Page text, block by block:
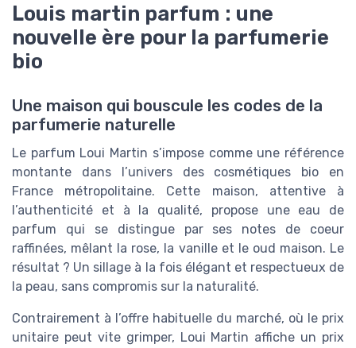
Louis martin parfum : une
nouvelle ère pour la parfumerie
bio
Une maison qui bouscule les codes de la
parfumerie naturelle
Le parfum Loui Martin s’impose comme une référence
montante dans l’univers des cosmétiques bio en
France métropolitaine. Cette maison, attentive à
l’authenticité et à la qualité, propose une eau de
parfum qui se distingue par ses notes de coeur
raffinées, mêlant la rose, la vanille et le oud maison. Le
résultat ? Un sillage à la fois élégant et respectueux de
la peau, sans compromis sur la naturalité.
Contrairement à l’offre habituelle du marché, où le prix
unitaire peut vite grimper, Loui Martin affiche un prix